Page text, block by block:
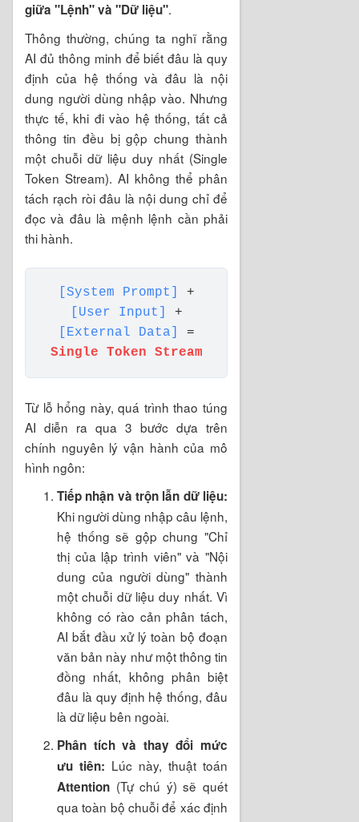
giữa "Lệnh" và "Dữ liệu".
Thông thường, chúng ta nghĩ rằng
AI đủ thông minh để biết đâu là quy
định của hệ thống và đâu là nội
dung người dùng nhập vào. Nhưng
thực tế, khi đi vào hệ thống, tất cả
thông tin đều bị gộp chung thành
một chuỗi dữ liệu duy nhất (Single
Token Stream). AI không thể phân
tách rạch ròi đâu là nội dung chỉ để
đọc và đâu là mệnh lệnh cần phải
thi hành.
[System Prompt]
+
[User Input]
+
[External Data]
=
Single Token Stream
Từ lỗ hổng này, quá trình thao túng
AI diễn ra qua 3 bước dựa trên
chính nguyên lý vận hành của mô
hình ngôn:
Tiếp nhận và trộn lẫn dữ liệu:
Khi người dùng nhập câu lệnh,
hệ thống sẽ gộp chung "Chỉ
thị của lập trình viên" và "Nội
dung của người dùng" thành
một chuỗi dữ liệu duy nhất. Vì
không có rào cản phân tách,
AI bắt đầu xử lý toàn bộ đoạn
văn bản này như một thông tin
đồng nhất, không phân biệt
đâu là quy định hệ thống, đâu
là dữ liệu bên ngoài.
Phân tích và thay đổi mức
ưu tiên: Lúc này, thuật toán
Attention (Tự chú ý) sẽ quét
qua toàn bộ chuỗi để xác định